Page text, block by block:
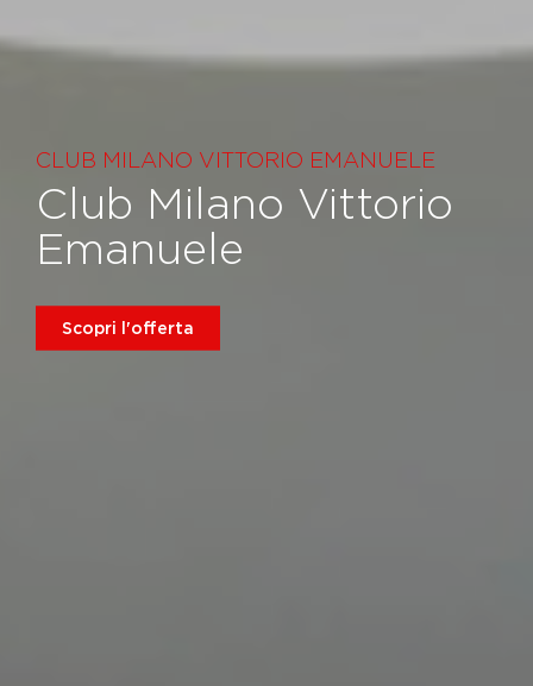
CLUB MILANO VITTORIO EMANUELE
Club Milano Vittorio
Emanuele
Scopri l'offerta